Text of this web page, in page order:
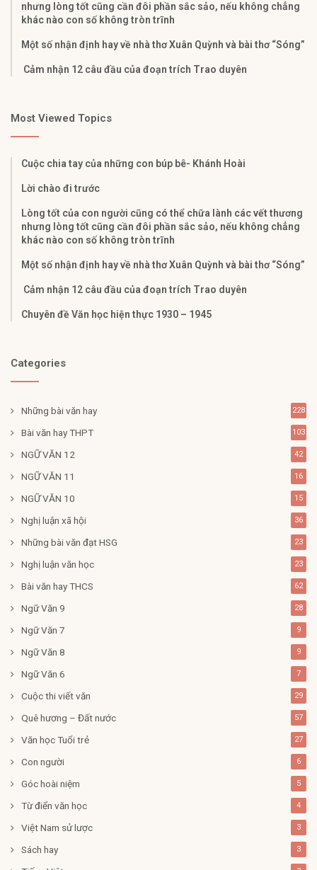
nhưng lòng tốt cũng cần đôi phần sắc sảo, nếu không chẳng
khác nào con số không tròn trĩnh
Một số nhận định hay về nhà thơ Xuân Quỳnh và bài thơ “Sóng”
Cảm nhận 12 câu đầu của đoạn trích Trao duyên
Most Viewed Topics
Cuộc chia tay của những con búp bê- Khánh Hoài
Lời chào đi trước
Lòng tốt của con người cũng có thể chữa lành các vết thương
nhưng lòng tốt cũng cần đôi phần sắc sảo, nếu không chẳng
khác nào con số không tròn trĩnh
Một số nhận định hay về nhà thơ Xuân Quỳnh và bài thơ “Sóng”
Cảm nhận 12 câu đầu của đoạn trích Trao duyên
Chuyên đề Văn học hiện thực 1930 – 1945
Categories
Những bài văn hay 228
Bài văn hay THPT 103
NGỮ VĂN 12 42
NGỮ VĂN 11 16
NGỮ VĂN 10 15
Nghị luận xã hội 36
Những bài văn đạt HSG 23
Nghị luận văn học 23
Bài văn hay THCS 62
Ngữ Văn 9 28
Ngữ Văn 7 9
Ngữ Văn 8 9
Ngữ Văn 6 7
Cuộc thi viết văn 29
Quê hương – Đất nước 57
Văn học Tuổi trẻ 27
Con người 6
Góc hoài niệm 5
Từ điển văn học 4
Việt Nam sử lược 3
Sách hay 3